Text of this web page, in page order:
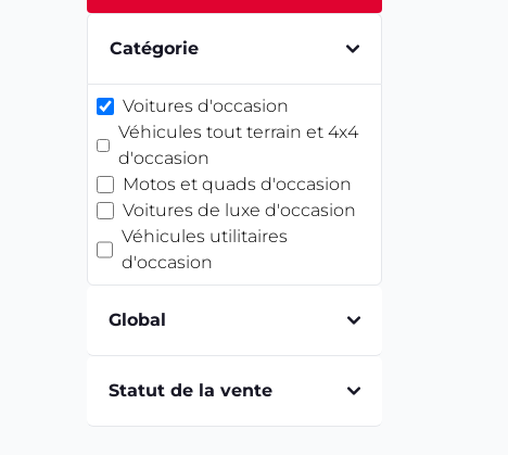
Catégorie
Voitures d'occasion
Véhicules tout terrain et 4x4
d'occasion
Motos et quads d'occasion
Voitures de luxe d'occasion
Véhicules utilitaires
d'occasion
Global
Statut de la vente